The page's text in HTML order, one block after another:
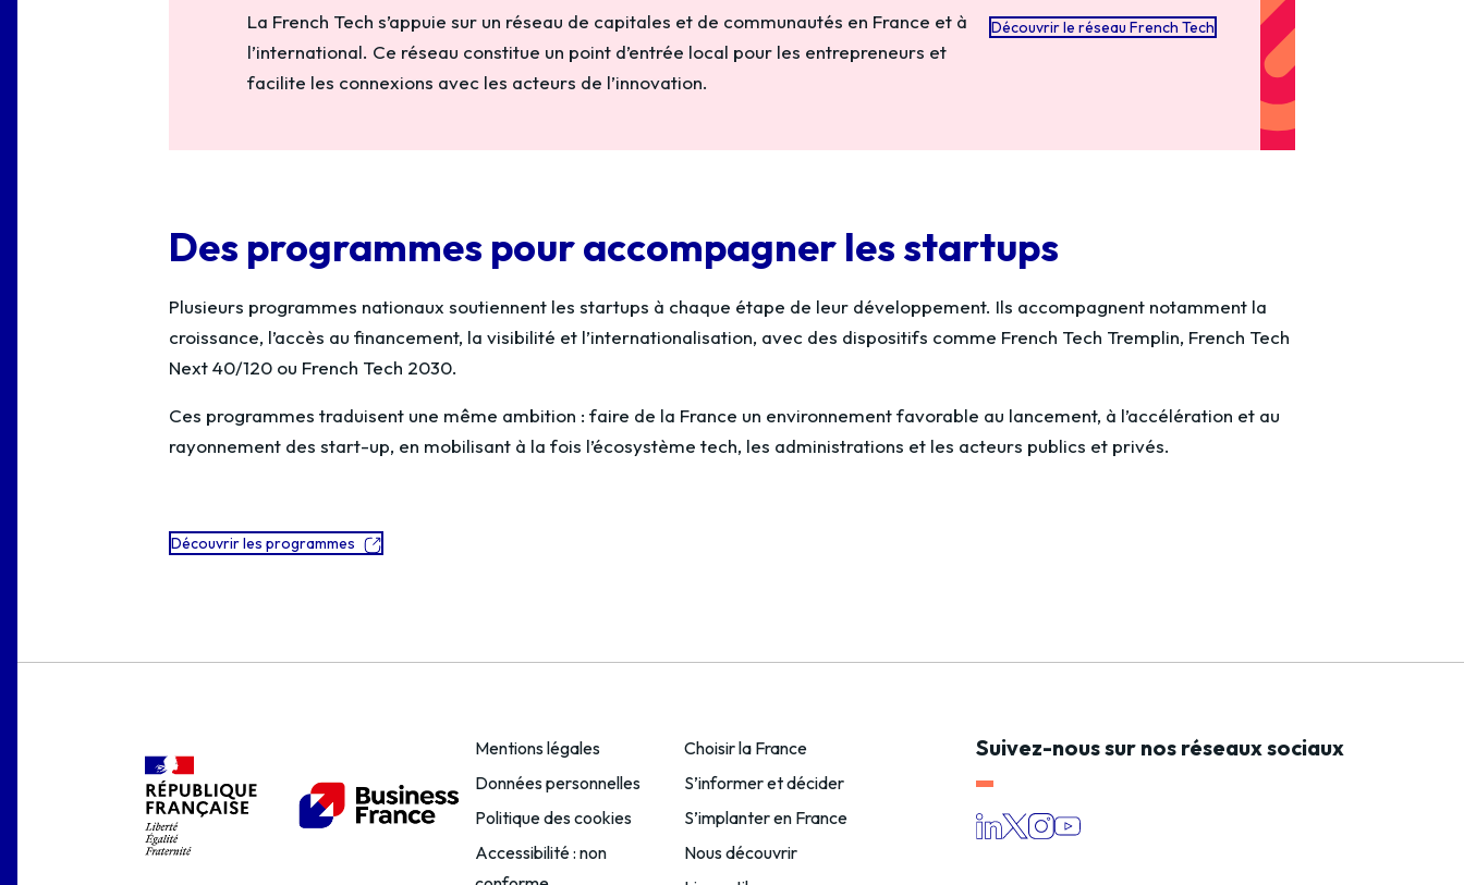
La French Tech s’appuie sur un réseau de capitales et de communautés en France et à
l’international. Ce réseau constitue un point d’entrée local pour les entrepreneurs et
facilite les connexions avec les acteurs de l’innovation.
Découvrir le réseau French Tech
Des programmes pour accompagner les startups
Plusieurs programmes nationaux soutiennent les startups à chaque étape de leur développement. Ils accompagnent notamment la
croissance, l’accès au financement, la visibilité et l’internationalisation, avec des dispositifs comme French Tech Tremplin, French Tech
Next 40/120 ou French Tech 2030.
Ces programmes traduisent une même ambition : faire de la France un environnement favorable au lancement, à l’accélération et au
rayonnement des start-up, en mobilisant à la fois l’écosystème tech, les administrations et les acteurs publics et privés.
Découvrir les programmes
Mentions légales
Données personnelles
Politique des cookies
Accessibilité : non
Choisir la France
S’informer et décider
S’implanter en France
Nous découvrir
Suivez-nous sur nos réseaux sociaux